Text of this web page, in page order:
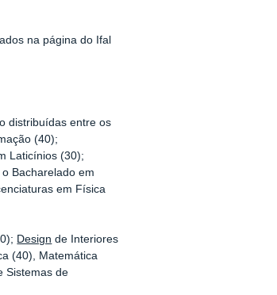
na página do Ifal
distribuídas entre os
(40);
Laticínios (30);
Bacharelado em
em Física
Design de Interiores
(40), Matemática
Sistemas de